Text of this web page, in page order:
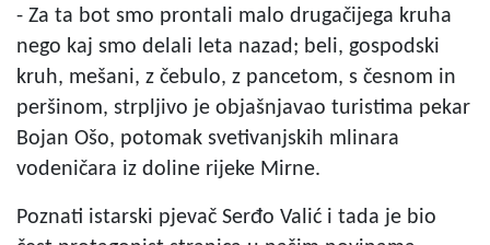
- Za ta bot smo prontali malo drugačijega kruha
nego kaj smo delali leta nazad; beli, gospodski
kruh, mešani, z čebulo, z pancetom, s česnom in
peršinom, strpljivo je objašnjavao turistima pekar
Bojan Ošo, potomak svetivanjskih mlinara
vodeničara iz doline rijeke Mirne.
Poznati istarski pjevač Serđo Valić i tada je bio